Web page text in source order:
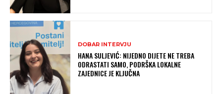
DOBAR INTERVJU
HANA SULJEVIĆ: NIJEDNO DIJETE NE TREBA
ODRASTATI SAMO, PODRŠKA LOKALNE
ZAJEDNICE JE KLJUČNA